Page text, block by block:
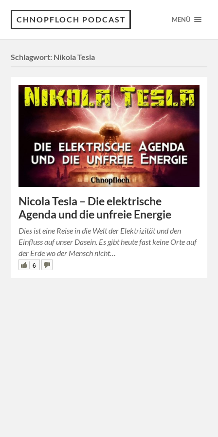
CHNOPFLOCH PODCAST MENÜ
Schlagwort: Nikola Tesla
Nicola Tesla – Die elektrische
Agenda und die unfreie Energie
Dies ist eine Reise in die Welt der Elektrizität und den
Einfluss auf unser Dasein. Es gibt heute fast keine Orte auf
der Erde wo der Mensch nicht…
6